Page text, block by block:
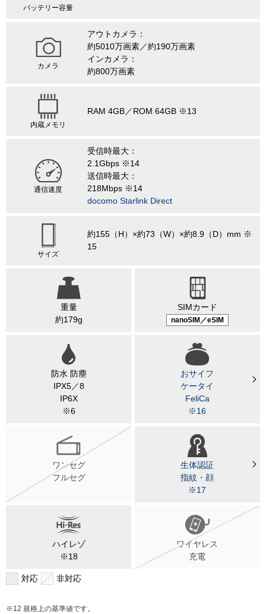
バッテリー容量
カメラ
アウトカメラ：
約5010万画素／約190万画素
インカメラ：
約800万画素
内蔵メモリ
RAM 4GB／ROM 64GB ※13
通信速度
受信時最大：
2.1Gbps ※14
送信時最大：
218Mbps ※14
docomo Starlink Direct
サイズ
約155（H）×約73（W）×約8.9（D）mm ※
15
重量
約179g
SIMカード
nanoSIM／eSIM
防水 防塵
IPX5／8
IP6X
※6
おサイフ
ケータイ
FeliCa
※16
ワンセグ
フルセグ
生体認証
指紋・顔
※17
ハイレゾ
※18
ワイヤレス
充電
対応 非対応
規格上の基準値です。